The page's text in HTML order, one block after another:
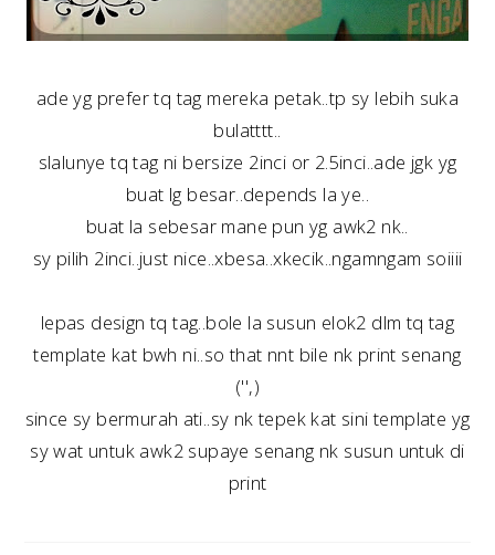
ade yg prefer tq tag mereka petak..tp sy lebih suka
bulatttt..
slalunye tq tag ni bersize 2inci or 2.5inci..ade jgk yg
buat lg besar..depends la ye..
buat la sebesar mane pun yg awk2 nk..
sy pilih 2inci..just nice..xbesa..xkecik..ngamngam soiiii
lepas design tq tag..bole la susun elok2 dlm tq tag
template kat bwh ni..so that nnt bile nk print senang
('',)
since sy bermurah ati..sy nk tepek kat sini template yg
sy wat untuk awk2 supaye senang nk susun untuk di
print